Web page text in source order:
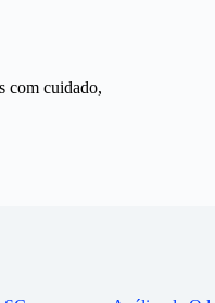
com cuidado,